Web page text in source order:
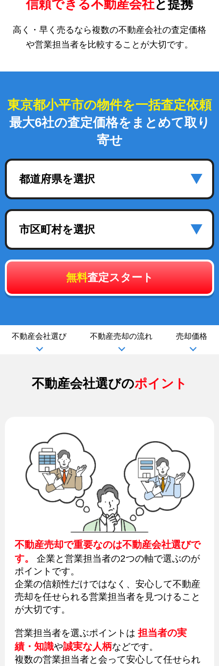
信頼できる不動産会社と提携
高く・早く売るなら複数の不動産会社の査定価格
や営業担当者を比較することが大切です。
東京都小平市の物件を一括査定依頼
最大6社の査定価格をまとめて取り
寄せ
都道府県を選択
市区町村を選択
無料査定スタート
不動産会社選び 不動産売却の流れ 売却価格
不動産会社選びのポイント
不動産売却で重要なのは不動産会社選びで
す。
企業と営業担当者の2つの軸で選ぶのが
ポイントです。
企業の信頼性だけではなく、安心して不動産
売却を任せられる営業担当者を見つけること
が大切です。
営業担当者を選ぶポイントは 担当者の実
績・知識や誠実な人柄などです。
複数の営業担当者と会って安心して任せられ